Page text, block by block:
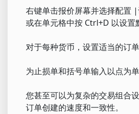
右键单击报价屏幕并选择配置
或在单元格中按 Ctrl+D 以设置
对于每种货币，设置适当的订单
为止损单和括号单输入以点为
您甚至可以为复杂的交易组合
订单创建的速度和一致性。